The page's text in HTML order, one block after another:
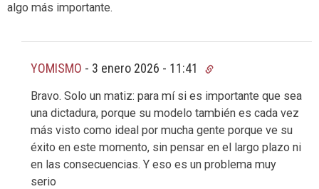
algo más importante.
YOMISMO - 3 enero 2026 - 11:41
Bravo. Solo un matiz: para mí si es importante que sea
una dictadura, porque su modelo también es cada vez
más visto como ideal por mucha gente porque ve su
éxito en este momento, sin pensar en el largo plazo ni
en las consecuencias. Y eso es un problema muy
serio